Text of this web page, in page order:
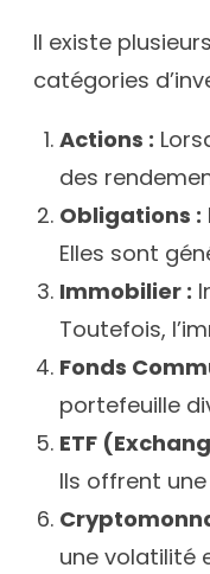
Il existe
catégories
Actions :
des
Obligations :
Elles sont
Immobilier :
Toutefois,
Fonds
portefeuille
ETF
Ils offrent
une volatilité